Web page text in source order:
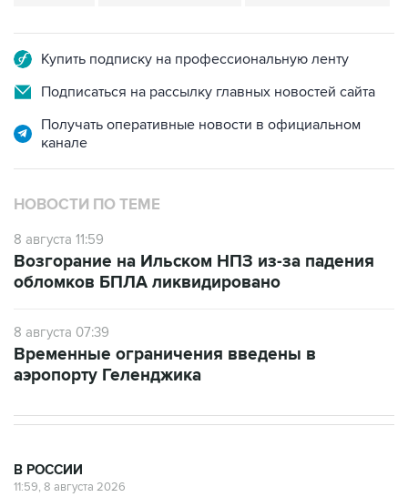
Купить подписку на профессиональную ленту
Подписаться на рассылку главных новостей сайта
Получать оперативные новости в официальном
канале
НОВОСТИ ПО ТЕМЕ
8 августа 11:59
Возгорание на Ильском НПЗ из-за падения
обломков БПЛА ликвидировано
8 августа 07:39
Временные ограничения введены в
аэропорту Геленджика
В РОССИИ
11:59, 8 августа 2026